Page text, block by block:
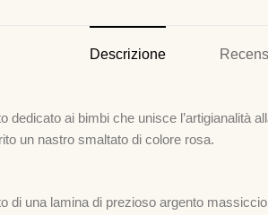
Descrizione
dedicato ai bimbi che unisce l’artigianalità
un nastro smaltato di colore rosa.
di una lamina di prezioso argento